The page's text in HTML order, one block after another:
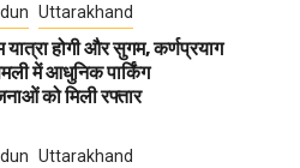
Uttarakhand
यात्रा होगी और सुगम, कर्णप्रयाग
में आधुनिक पार्किंग
को मिली रफ्तार
Uttarakhand